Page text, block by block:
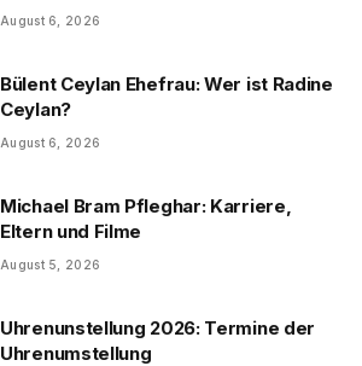
August 6, 2026
Bülent Ceylan Ehefrau: Wer ist Radine
Ceylan?
August 6, 2026
Michael Bram Pfleghar: Karriere,
Eltern und Filme
August 5, 2026
Uhrenunstellung 2026: Termine der
Uhrenumstellung